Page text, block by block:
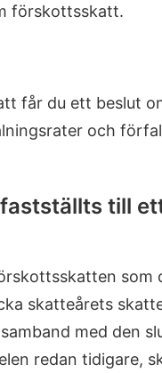
förskottsskatt.
får du ett beslut
och
till
som
skatteårets
med den
redan tidigare,